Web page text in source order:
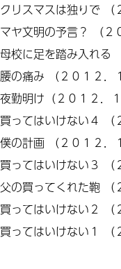
クリスマスは独りで
マヤ文明の予言？
（
母校に足を踏み入れる
腰の痛み （２０１２．
夜勤明け（２０１２．
買ってはいけない４
僕の計画 （２０１２．
買ってはいけない ３
父の買ってくれた鞄
買ってはいけない２
買ってはいけない１